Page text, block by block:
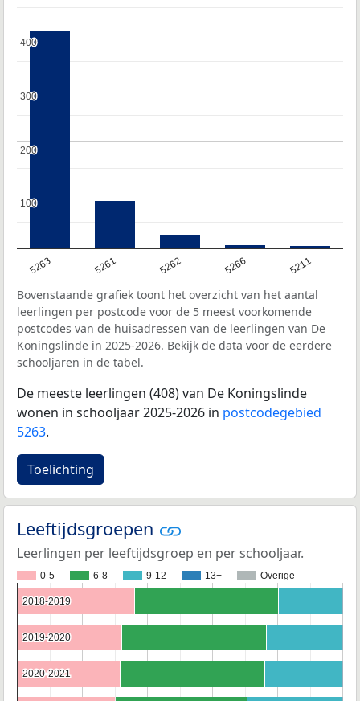
5263 5261 5262 5266 5211
100
100
200
200
300
300
400
400
Bovenstaande grafiek toont het overzicht van het aantal
leerlingen per postcode voor de 5 meest voorkomende
postcodes van de huisadressen van de leerlingen van De
Koningslinde in 2025-2026. Bekijk de data voor de eerdere
schooljaren in de tabel.
De meeste leerlingen (408) van De Koningslinde
wonen in schooljaar 2025-2026 in postcodegebied
5263.
Toelichting
Leeftijdsgroepen
Leerlingen per leeftijdsgroep en per schooljaar.
0-5 6-8 9-12 13+ Overige
2018-2019
2018-2019
2019-2020
2019-2020
2020-2021
2020-2021